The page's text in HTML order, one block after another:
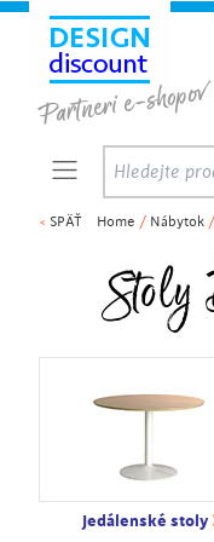
< SPÄŤ Home / Nábytok /
Stoly
Jedálenské stoly